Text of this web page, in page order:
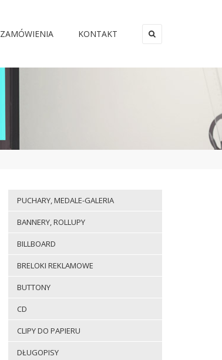
ZAMÓWIENIA KONTAKT
PUCHARY, MEDALE-GALERIA
BANNERY, ROLLUPY
BILLBOARD
BRELOKI REKLAMOWE
BUTTONY
CD
CLIPY DO PAPIERU
DŁUGOPISY